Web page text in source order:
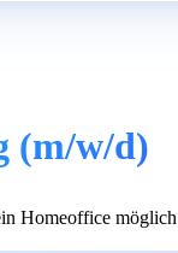
(m/w/d)
Homeoffice möglich